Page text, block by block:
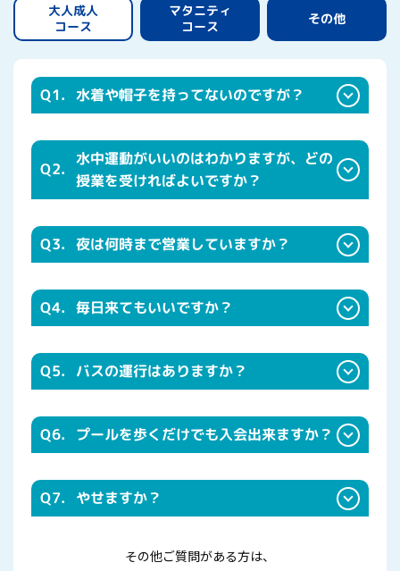
大人成人
コース
マタニティ
コース その他
Q1. 水着や帽子を持ってないのですが？
Q2.
水中運動がいいのはわかりますが、どの
授業を受ければよいですか？
Q3. 夜は何時まで営業していますか？
Q4. 毎日来てもいいですか？
Q5. バスの運行はありますか？
Q6. プールを歩くだけでも入会出来ますか？
Q7. やせますか？
その他ご質問がある方は、